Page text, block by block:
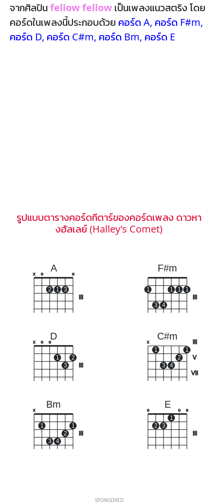
จากศิลปินfellow fellow เป็นเพลงแนวสตริง โดย
คอร์ดในเพลงนี้ประกอบด้วย คอร์ด A, คอร์ด F#m,
คอร์ด D, คอร์ด C#m, คอร์ด Bm, คอร์ด E
รูปแบบตารางคอร์ดกีตาร์ของคอร์ดเพลง ดาวหา
งฮัลเลย์ (Halley’s Comet)
A
x o
2 1 3
o
F#m
1
3 4
1 1 1
D
x o o
1
3
2
C#m
V
VII
x
1
3 4
2
1
Bm
x
1
3 4
2
1
E
o
2 3
1
o o
SPONSORED